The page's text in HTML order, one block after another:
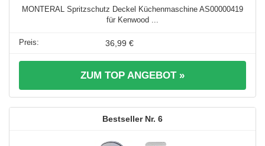
MONTERAL Spritzschutz Deckel Küchenmaschine AS00000419
für Kenwood ...
36,99 €
ZUM TOP ANGEBOT »
6